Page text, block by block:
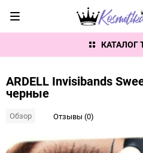
КАТАЛОГ
ARDELL Invisibands
черные
Обзор Отзывы (0)